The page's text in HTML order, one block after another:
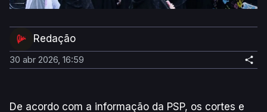
Redação
30 abr 2026, 16:59
De acordo com a informação da PSP, os cortes e